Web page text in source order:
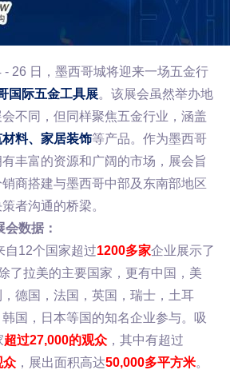
- 26 日，墨西哥城将迎来一场五金行
国际五金工具展。该展会虽然举办地
不同，但同样聚焦五金行业，涵盖
料、家居装饰等产品。作为墨西哥
丰富的资源和广阔的市场，展会旨
商搭建与墨西哥中部及东南部地区
者沟通的桥梁。
数据：
自12个国家超过1200多家企业展示了
了拉美的主要国家，更有中国，美
德国，法国，英国，瑞士，土耳
国，日本等国的知名企业参与。吸
超过27,000的观众，其中有超过
众，展出面积高达50,000多平方米。